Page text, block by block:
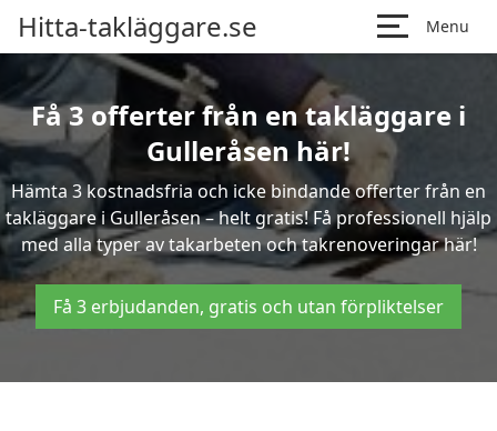
Hitta-takläggare.se Menu
Få 3 offerter från en takläggare i
Gulleråsen här!
Hämta 3 kostnadsfria och icke bindande offerter från en
takläggare i Gulleråsen – helt gratis! Få professionell hjälp
med alla typer av takarbeten och takrenoveringar här!
Få 3 erbjudanden, gratis och utan förpliktelser